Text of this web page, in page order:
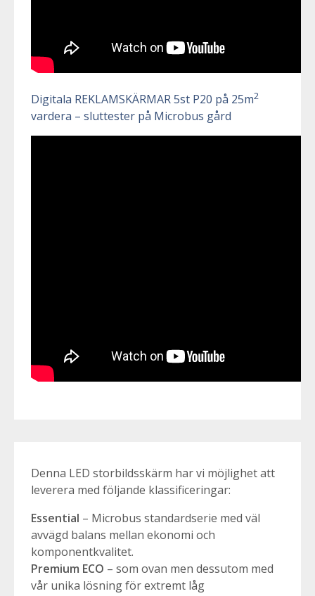
Digitala REKLAMSKÄRMAR 5st P20 på 25m2
vardera – sluttester på Microbus gård
Denna LED storbildsskärm har vi möjlighet att
leverera med följande klassificeringar:
Essential – Microbus standardserie med väl
avvägd balans mellan ekonomi och
komponentkvalitet.
Premium ECO – som ovan men dessutom med
vår unika lösning för extremt låg